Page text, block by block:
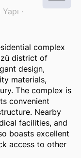
·
complex
district of
design,
materials,
The complex is
convenient
Nearby
facilities, and
boasts excellent
access to other